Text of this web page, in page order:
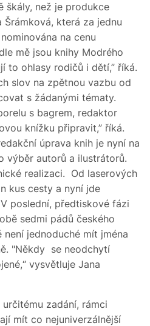
škály, než je produkce
Šrámková, která za jednu
na cenu
mě jsou knihy Modrého
to ohlasy rodičů i dětí,” říká.
slov na zpětnou vazbu od
s žádanými tématy.
s bagrem, redaktor
knížku připravit,” říká.
úprava knih je nyní na
výběr autorů a ilustrátorů.
realizaci. Od laserových
kus cesty a nyní jde
poslední, předtiskové fázi
sedmi pádů českého
jednoduché mít jména
"Někdy se neodchytí
vysvětluje Jana
zadání, rámci
mít co nejuniverzálnější